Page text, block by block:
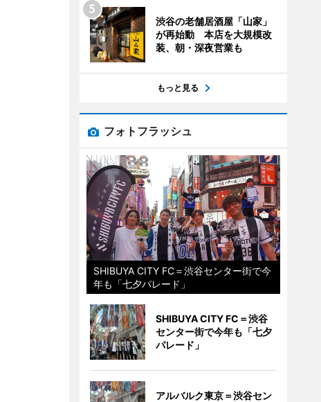
渋谷の老舗居酒屋「山家」
が再始動 本店を大規模改
装、朝・深夜営業も
もっと見る
フォトフラッシュ
SHIBUYA CITY FC＝渋谷センター街で今
年も「七夕パレード」
SHIBUYA CITY FC＝渋谷
センター街で今年も「七夕
パレード」
アルバルク東京＝渋谷セン